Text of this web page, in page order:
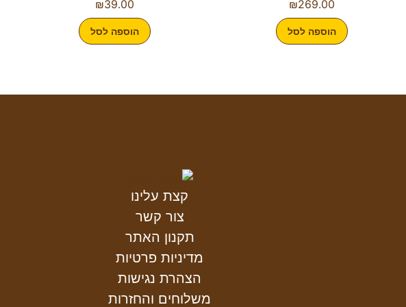
₪269.00
הוספה לסל
₪39.00
הוספה לסל
קצת עלינו
צור קשר
תקנון האתר
מדיניות פרטיות
הצהרת נגישות
משלוחים והחזרות